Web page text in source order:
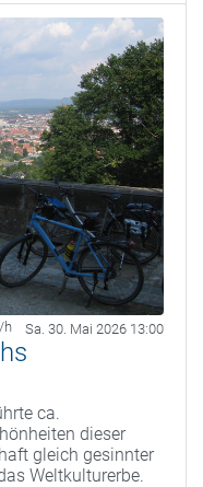
h Sa. 30. Mai 2026 13:00
ca.
dieser
gleich gesinnter
Weltkulturerbe.